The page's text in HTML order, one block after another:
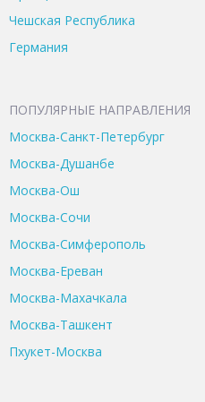
Чешская Республика
Германия
ПОПУЛЯРНЫЕ НАПРАВЛЕНИЯ
Москва-Санкт-Петербург
Москва-Душанбе
Москва-Ош
Москва-Сочи
Москва-Симферополь
Москва-Ереван
Москва-Махачкала
Москва-Ташкент
Пхукет-Москва